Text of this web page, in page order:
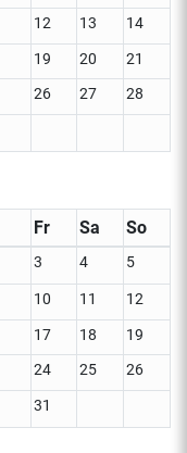
12 13 14
19 20
21
26 27 28
Fr Sa So
3 4 5
10 11 12
17 18
19
24 25 26
31